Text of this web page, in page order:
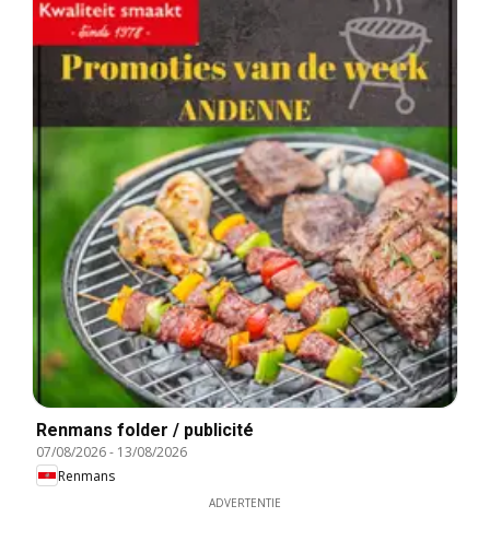
Renmans folder / publicité
07/08/2026- 13/08/2026
Renmans
ADVERTENTIE